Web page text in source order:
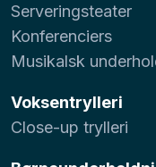
Serveringsteater
Konferenciers
Musikalsk
Voksentrylleri
Close-up trylleri